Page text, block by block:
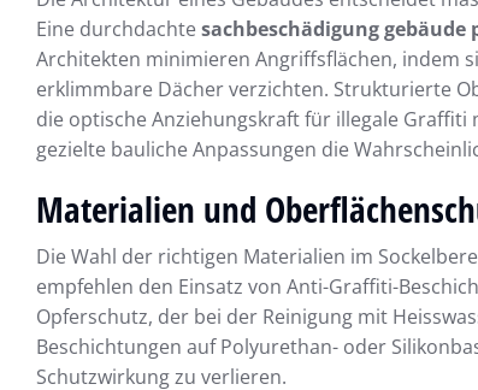
Eine durchdachtesachbeschädigung gebäude
Architekten minimieren Angriffsflächen, indem
erklimmbare Dächer verzichten. Strukturierte
die optische Anziehungskraft für illegale Graffiti
gezielte bauliche Anpassungen die
Materialien und
Die Wahl der richtigen Materialien im
empfehlen den Einsatz von Anti-Graffiti-
Opferschutz, der bei der Reinigung mit
Beschichtungen auf Polyurethan- oder
Schutzwirkung zu verlieren.